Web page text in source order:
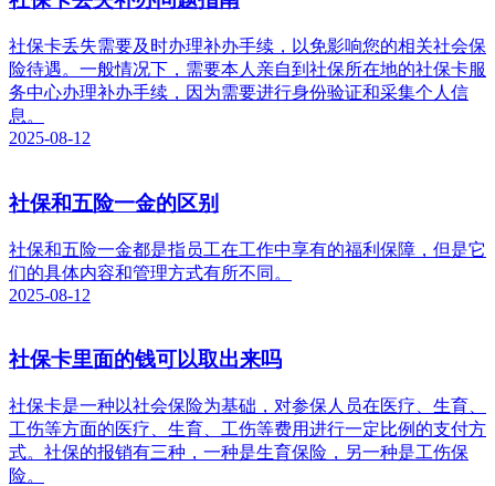
社保卡丢失需要及时办理补办手续，以免影响您的相关社会保
险待遇。一般情况下，需要本人亲自到社保所在地的社保卡服
务中心办理补办手续，因为需要进行身份验证和采集个人信
息。
2025-08-12
社保和五险一金的区别
社保和五险一金都是指员工在工作中享有的福利保障，但是它
们的具体内容和管理方式有所不同。
2025-08-12
社保卡里面的钱可以取出来吗
社保卡是一种以社会保险为基础，对参保人员在医疗、生育、
工伤等方面的医疗、生育、工伤等费用进行一定比例的支付方
式。社保的报销有三种，一种是生育保险，另一种是工伤保
险。